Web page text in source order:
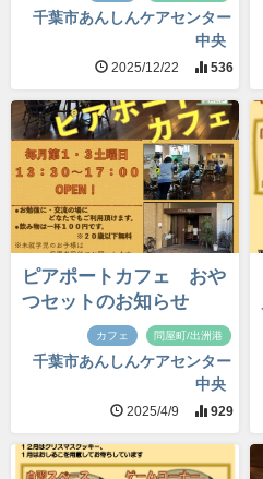
千葉市あんしんケアセンター
中央
2025/12/22 536
ピアポートカフェ おや
つセットのお知らせ
カフェ 問屋町/出洲港
千葉市あんしんケアセンター
中央
2025/4/9 929